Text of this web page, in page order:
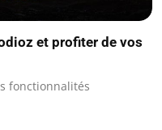
et profiter de vos
fonctionnalités